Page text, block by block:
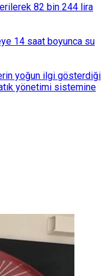
82 bin 244 lira
14 saat boyunca su
yoğun ilgi gösterdiği
yönetimi sistemine